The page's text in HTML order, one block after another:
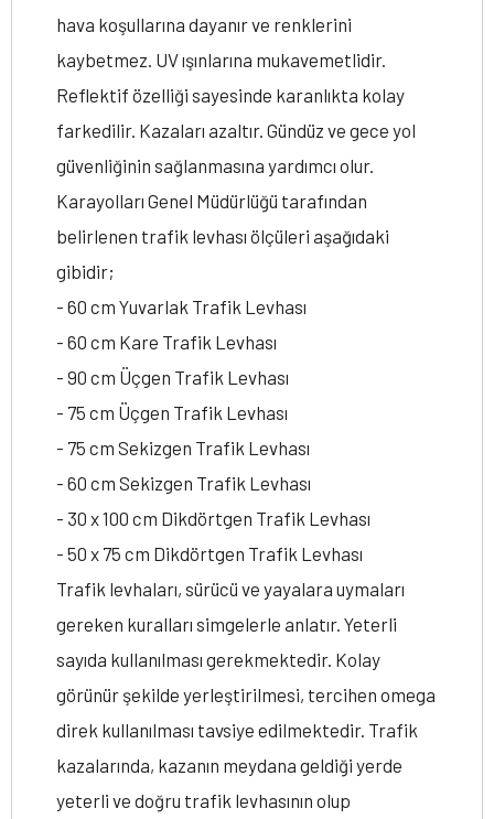
hava koşullarına dayanır ve renklerini
kaybetmez. UV ışınlarına mukavemetlidir.
Reflektif özelliği sayesinde karanlıkta kolay
farkedilir. Kazaları azaltır. Gündüz ve gece yol
güvenliğinin sağlanmasına yardımcı olur.
Karayolları Genel Müdürlüğü tarafından
belirlenen trafik levhası ölçüleri aşağıdaki
gibidir;
- 60 cm Yuvarlak Trafik Levhası
- 60 cm Kare Trafik Levhası
- 90 cm Üçgen Trafik Levhası
- 75 cm Üçgen Trafik Levhası
- 75 cm Sekizgen Trafik Levhası
- 60 cm Sekizgen Trafik Levhası
- 30 x 100 cm Dikdörtgen Trafik Levhası
- 50 x 75 cm Dikdörtgen Trafik Levhası
Trafik levhaları, sürücü ve yayalara uymaları
gereken kuralları simgelerle anlatır. Yeterli
sayıda kullanılması gerekmektedir. Kolay
görünür şekilde yerleştirilmesi, tercihen omega
direk kullanılması tavsiye edilmektedir. Trafik
kazalarında, kazanın meydana geldiği yerde
yeterli ve doğru trafik levhasının olup